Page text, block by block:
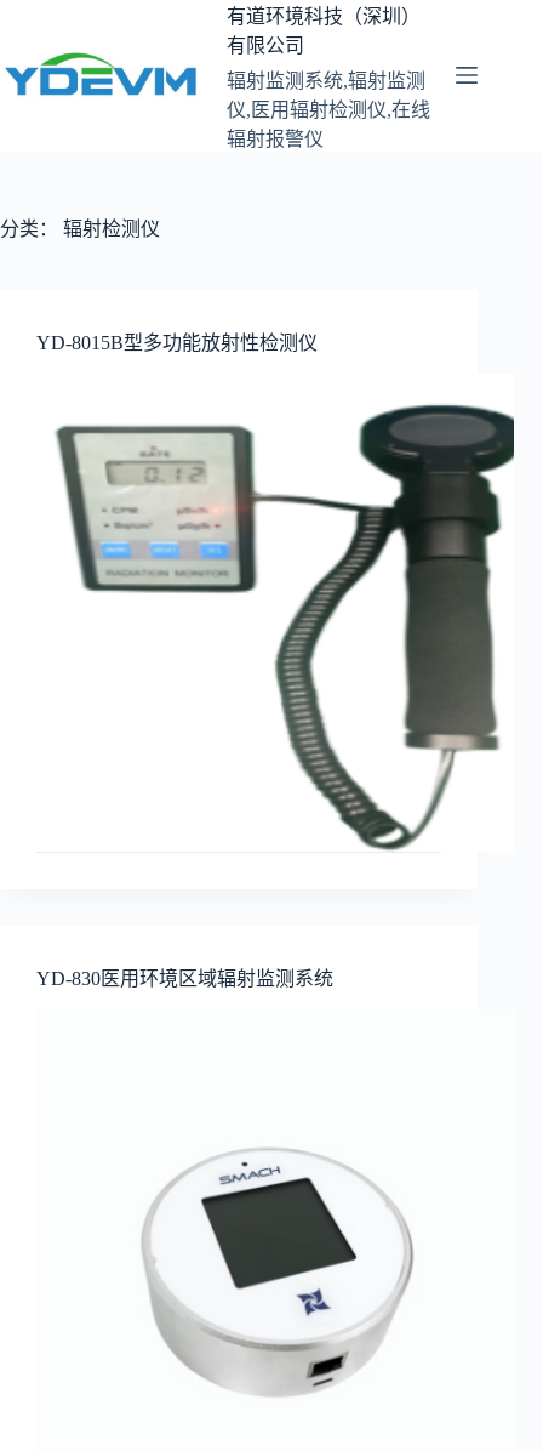
内
容
有道环境科技（深圳）
有限公司
辐射监测系统,辐射监测
仪,医用辐射检测仪,在线
辐射报警仪
分类： 辐射检测仪
YD-8015B型多功能放射性检测仪
YD-830医用环境区域辐射监测系统